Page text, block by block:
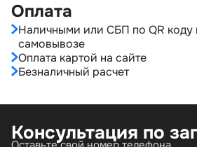
Оплата
Наличными или СБП по QR коду
самовывозе
Оплата картой на сайте
Безналичный расчет
Консультация по